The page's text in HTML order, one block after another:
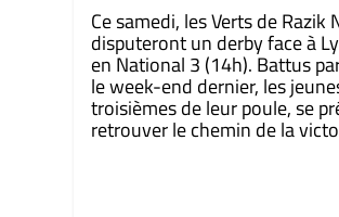
Ce samedi, les Verts de Razik
disputeront un derby face à
en National 3 (14h). Battus
le week-end dernier, les
troisièmes de leur poule, se
retrouver le chemin de la